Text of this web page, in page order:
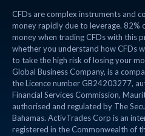
CFDs are complex instruments and
money rapidly due to leverage. 82%
money when trading CFDs with this
whether you understand how CFDs
to take the high risk of losing your
Global Business Company, is a
the Licence number GB24203277,
Financial Services Commission,
authorised and regulated by The
Bahamas. ActivTrades Corp is an
registered in the Commonwealth of